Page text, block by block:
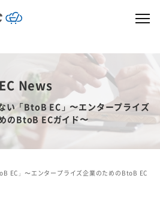
EC News
い「BtoB EC」〜エンタープライズ
のBtoB ECガイド〜
EC」〜エンタープライズ企業のためのBtoB EC